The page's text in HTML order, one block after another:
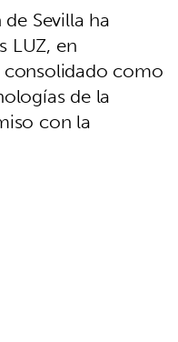
Sevilla ha
LUZ, en
consolidado como
de la
con la